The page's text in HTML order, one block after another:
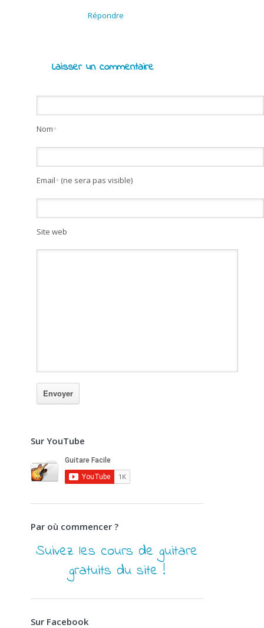
Répondre
Laisser un commentaire
Nom*
Email* (ne sera pas visible)
Site web
Sur YouTube
Par où commencer ?
Suivez les cours de guitare
gratuits du site !
Sur Facebook